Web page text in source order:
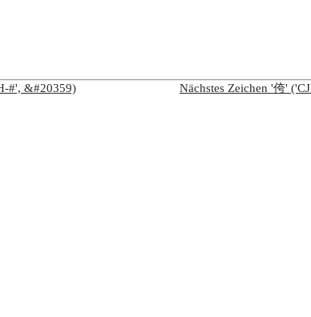
#', &#20359)
Nächstes Zeichen '侉'